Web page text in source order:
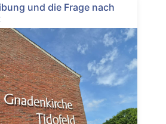
und die Frage nach